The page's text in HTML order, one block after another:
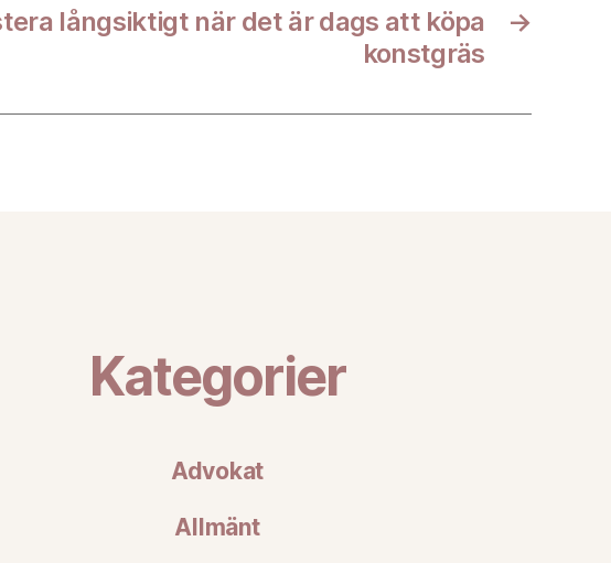
→
långsiktigt när det är dags att köpa
konstgräs
Kategorier
Advokat
Allmänt